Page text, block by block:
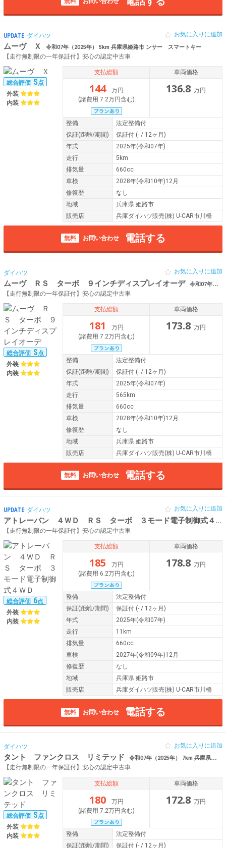
UPDATE ダイハツ
ムーヴ Ｘ 令和07年（2025年） 5km 兵庫県姫路市 ンサー スマートキー
【走行無制限の一年保証付】安心の認定中古車
お気に入りに追加
総合評価 S点
外装
内装
支払総額
144
万円
(諸費用 7.2万円含む)
車両価格
136.8 万円
整備
法定整備付
保証(距離/期間) 保証付 (- / 12ヶ月)
年式
2025年(令和07年)
走行
5km
排気量
660cc
車検
2028年(令和10年)12月
修復歴
なし
地域
兵庫県 姫路市
販売店
兵庫ダイハツ販売(株) U-CAR市川橋
無料 お問い合わせ 電話する
ダイハツ
ムーヴ ＲＳ ターボ ９インチディスプレイオーデ 令和07年（2025年） 565km 兵庫県姫路市 ィオ ワイヤレス充電
【走行無制限の一年保証付】安心の認定中古車
お気に入りに追加
総合評価 S点
外装
内装
支払総額
181
万円
(諸費用 7.2万円含む)
車両価格
173.8 万円
整備
法定整備付
保証(距離/期間) 保証付 (- / 12ヶ月)
年式
2025年(令和07年)
走行
565km
排気量
660cc
車検
2028年(令和10年)12月
修復歴
なし
地域
兵庫県 姫路市
販売店
兵庫ダイハツ販売(株) U-CAR市川橋
無料 お問い合わせ 電話する
UPDATE ダイハツ
アトレーバン ４ＷＤ ＲＳ ターボ ３モード電子制御式４ＷＤ
【走行無制限の一年保証付】安心の認定中古車
お気に入りに追加
総合評価 6点
外装
内装
支払総額
185
万円
(諸費用 6.2万円含む)
車両価格
178.8 万円
整備
法定整備付
保証(距離/期間) 保証付 (- / 12ヶ月)
年式
2025年(令和07年)
走行
11km
排気量
660cc
車検
2027年(令和09年)12月
修復歴
なし
地域
兵庫県 姫路市
販売店
兵庫ダイハツ販売(株) U-CAR市川橋
無料 お問い合わせ 電話する
ダイハツ
タント ファンクロス リミテッド 令和07年（2025年） 7km 兵庫県姫路市 両側電動スライド
【走行無制限の一年保証付】安心の認定中古車
お気に入りに追加
総合評価 S点
外装
内装
支払総額
180
万円
(諸費用 7.2万円含む)
車両価格
172.8 万円
整備
法定整備付
保証(距離/期間) 保証付 (- / 12ヶ月)